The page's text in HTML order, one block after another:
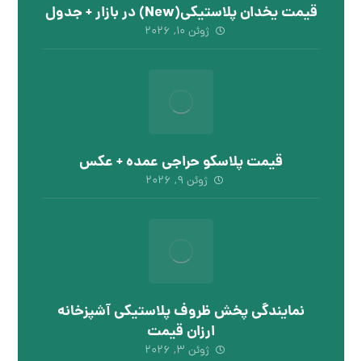
قیمت یخدان پلاستیکی(New) در بازار + جدول
ژوئن ۱۰, ۲۰۲۶
قیمت پلاسکو حراجی عمده + عکس
ژوئن ۹, ۲۰۲۶
نمایندگی پخش ظروف پلاستیکی آشپزخانه
ارزان قیمت
ژوئن ۳, ۲۰۲۶